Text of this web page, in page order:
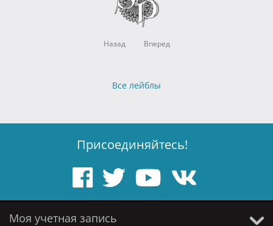
Назад Вперед
Все лейблы
Присоединяйтесь!
Моя учетная запись